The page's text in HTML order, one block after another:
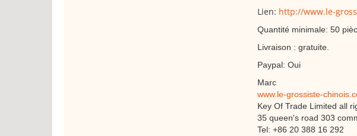
Lien: http://www.le-
Quantité minimale: 50
Livraison : gratuite.
Paypal: Oui
Marc
www.le-grossiste-
Key Of Trade Limited all
35 queen's road 303
Tel: +86 20 388 16 292